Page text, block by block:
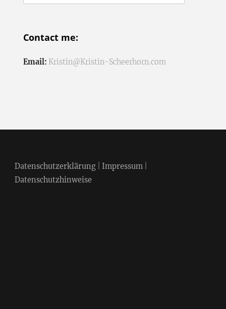
nach:
Contact me:
Email: Kristin@Kristin-Scheerhorn.com
Datenschutzerklärung| Impressum|
Datenschutzhinweise